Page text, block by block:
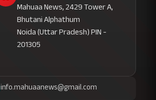
Mahuaa News, 2429 Tower A,
Bhutani Alphathum
Noida (Uttar Pradesh) PIN -
201305
info.mahuaanews@gmail.com